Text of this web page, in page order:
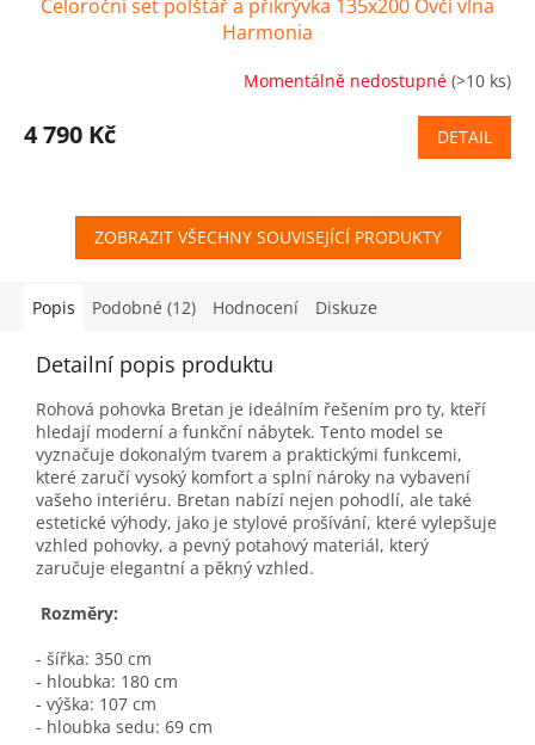
Celoroční set polštář a přikrývka 135x200 Ovčí vlna
Harmonia
Momentálně nedostupné (>10 ks)
4 790 Kč DETAIL
ZOBRAZIT VŠECHNY SOUVISEJÍCÍ PRODUKTY
Popis Podobné (12) Hodnocení Diskuze
Detailní popis produktu
Rohová pohovka Bretan je ideálním řešením pro ty, kteří
hledají moderní a funkční nábytek. Tento model se
vyznačuje dokonalým tvarem a praktickými funkcemi,
které zaručí vysoký komfort a splní nároky na vybavení
vašeho interiéru. Bretan nabízí nejen pohodlí, ale také
estetické výhody, jako je stylové prošívání, které vylepšuje
vzhled pohovky, a pevný potahový materiál, který
zaručuje elegantní a pěkný vzhled.
Rozměry:
- šířka: 350 cm
- hloubka: 180 cm
- výška: 107 cm
- hloubka sedu: 69 cm